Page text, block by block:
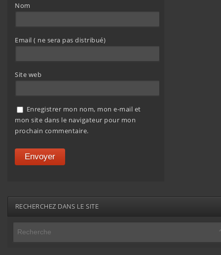
Nom
Email ( ne sera pas distribué)
Site web
Enregistrer mon nom, mon e-mail et
mon site dans le navigateur pour mon
prochain commentaire.
RECHERCHEZ DANS LE SITE